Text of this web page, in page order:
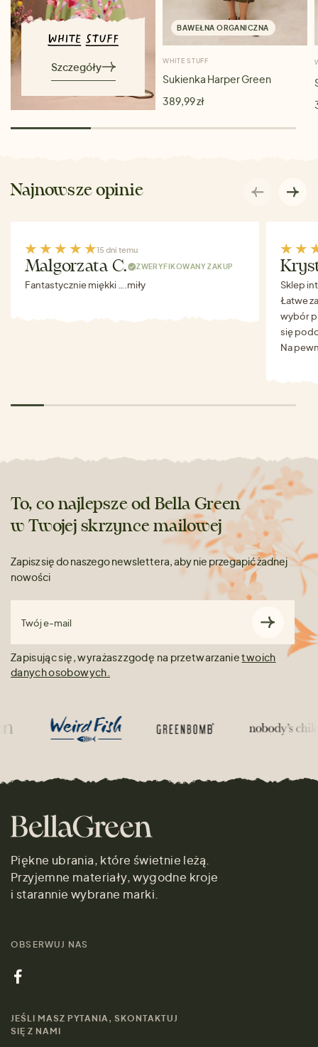
Szczegóły
BAWEŁNA ORGANICZNA
WHITE STUFF
Sukienka Harper Green
389,99 zł
Najnowsze opinie
15 dni temu
Malgorzata C. ZWERYFIKOWANY ZAKUP
Fantastycznie miękki ….miły
Sklep
Łatwe
wybór
się
Na
To, co najlepsze od Bella Green
w Twojej skrzynce mailowej
Zapisz się do naszego newslettera, aby nie przegapić żadnej
nowości
Twój e-mail
Zapisując się, wyrażasz zgodę na przetwarzanietwoich
danych osobowych.
Piękne ubrania, które świetnie leżą.
Przyjemne materiały, wygodne kroje
i starannie wybrane marki.
OBSERWUJ NAS
JEŚLI MASZ PYTANIA, SKONTAKTUJ
SIĘ Z NAMI